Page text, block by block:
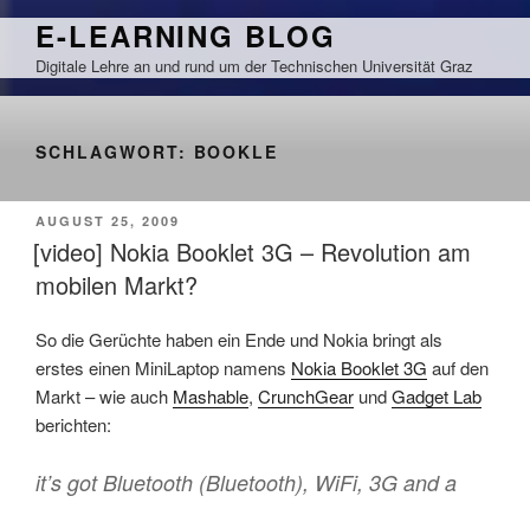
Zum
springen
E-LEARNING BLOG
Digitale Lehre an und rund um der Technischen Universität Graz
SCHLAGWORT: BOOKLE
VERÖFFENTLICHT
AM
AUGUST 25, 2009
[video] Nokia Booklet 3G – Revolution am
mobilen Markt?
So die Gerüchte haben ein Ende und Nokia bringt als
erstes einen MiniLaptop namens Nokia Booklet 3G auf den
Markt – wie auch Mashable, CrunchGear undGadget Lab
berichten:
it’s got Bluetooth (Bluetooth), WiFi, 3G and a